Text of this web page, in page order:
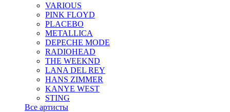
VARIOUS
PINK FLOYD
PLACEBO
METALLICA
DEPECHE MODE
RADIOHEAD
THE WEEKND
LANA DEL REY
HANS ZIMMER
KANYE WEST
STING
Все артисты